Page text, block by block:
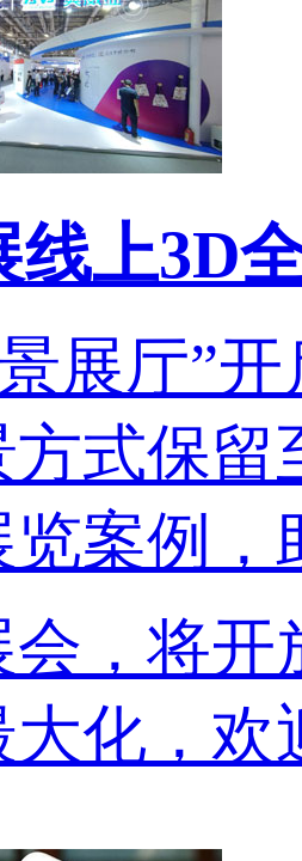
线上3D
展厅”
式保留
案例，
，将开
化，欢